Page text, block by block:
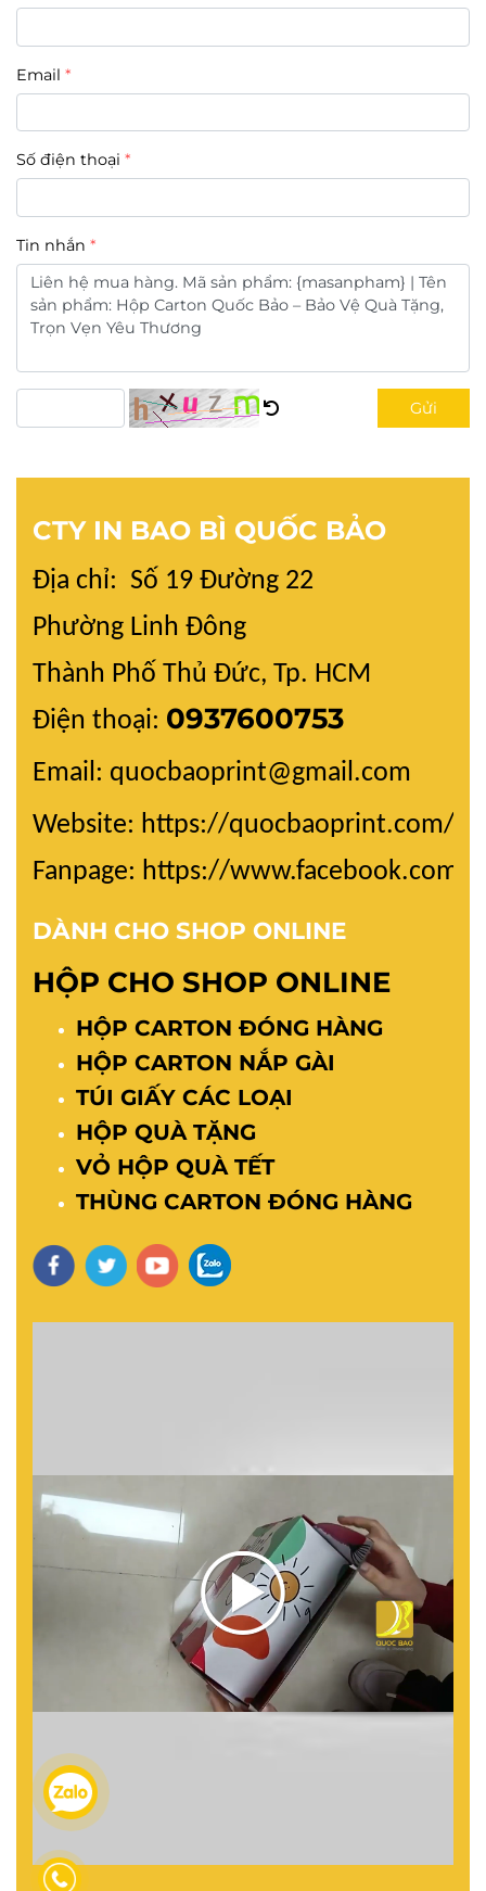
Email
Số điện thoại
Tin nhắn
Gửi
CTY IN BAO BÌ QUỐC BẢO
Địa chỉ: Số 19 Đường 22
Phường Linh Đông
Thành Phố Thủ Đức, Tp. HCM
Điện thoại: 0937600753
Email: quocbaoprint@gmail.com
Website: https://quocbaoprint.com/
Fanpage: https://www.facebook.com/
DÀNH CHO SHOP ONLINE
HỘP CHO SHOP ONLINE
HỘP CARTON ĐÓNG HÀNG
HỘP CARTON NẮP GÀI
TÚI GIẤY CÁC LOẠI
HỘP QUÀ TẶNG
VỎ HỘP QUÀ TẾT
THÙNG CARTON ĐÓNG HÀNG